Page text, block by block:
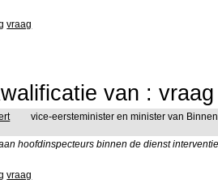
vraag
van :
vice-eersteminister en minister van
hoofdinspecteurs binnen de dienst
vraag